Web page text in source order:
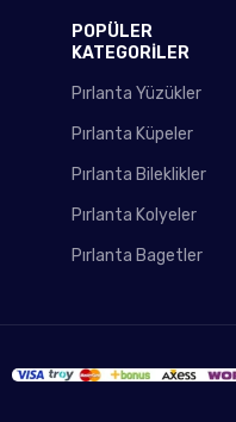
POPÜLER
KATEGORİLER
Pırlanta Yüzükler
Pırlanta Küpeler
Pırlanta Bileklikler
Pırlanta Kolyeler
Pırlanta Bagetler